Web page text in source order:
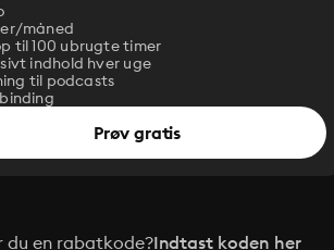
måned
til 100 ubrugte timer
indhold hver uge
til podcasts
Prøv gratis
du en rabatkode?Indtast koden her